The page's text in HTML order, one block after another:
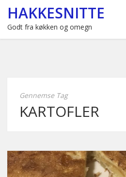
HAKKESNITTE
Godt fra køkken og omegn
Gennemse Tag
KARTOFLER